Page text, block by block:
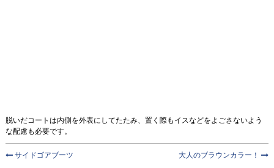
脱いだコートは内側を外表にしてたたみ、置く際もイスなどをよごさないよう
な配慮も必要です。
サイドゴアブーツ 大人のブラウンカラー！